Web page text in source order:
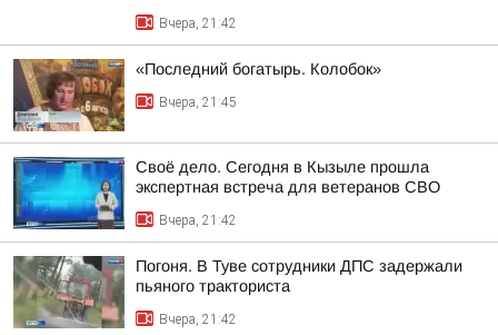
Вчера, 21:42
«Последний богатырь. Колобок»
Вчера, 21:45
Своё дело. Сегодня в Кызыле прошла
экспертная встреча для ветеранов СВО
Вчера, 21:42
Погоня. В Туве сотрудники ДПС задержали
пьяного тракториста
Вчера, 21:42